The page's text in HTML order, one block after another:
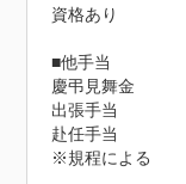
資格あり
■他手当
慶弔見舞金
出張手当
赴任手当
※規程による